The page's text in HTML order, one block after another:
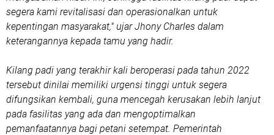
segera kami revitalisasi dan operasionalkan untuk
kepentingan masyarakat," ujar Jhony Charles dalam
keterangannya kepada tamu yang hadir.
Kilang padi yang terakhir kali beroperasi pada tahun 2022
tersebut dinilai memiliki urgensi tinggi untuk segera
difungsikan kembali, guna mencegah kerusakan lebih lanjut
pada fasilitas yang ada dan mengoptimalkan
pemanfaatannya bagi petani setempat. Pemerintah